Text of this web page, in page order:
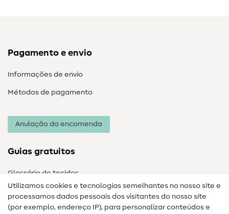
Pagamento e envio
Informações de envio
Métodos de pagamento
Anulação da encomenda
Guias gratuitos
Glossário de tecidos
Guias de costura
Utilizamos cookies e tecnologias semelhantes no nosso site e
processamos dados pessoais dos visitantes do nosso site
(por exemplo, endereço IP), para personalizar conteúdos e